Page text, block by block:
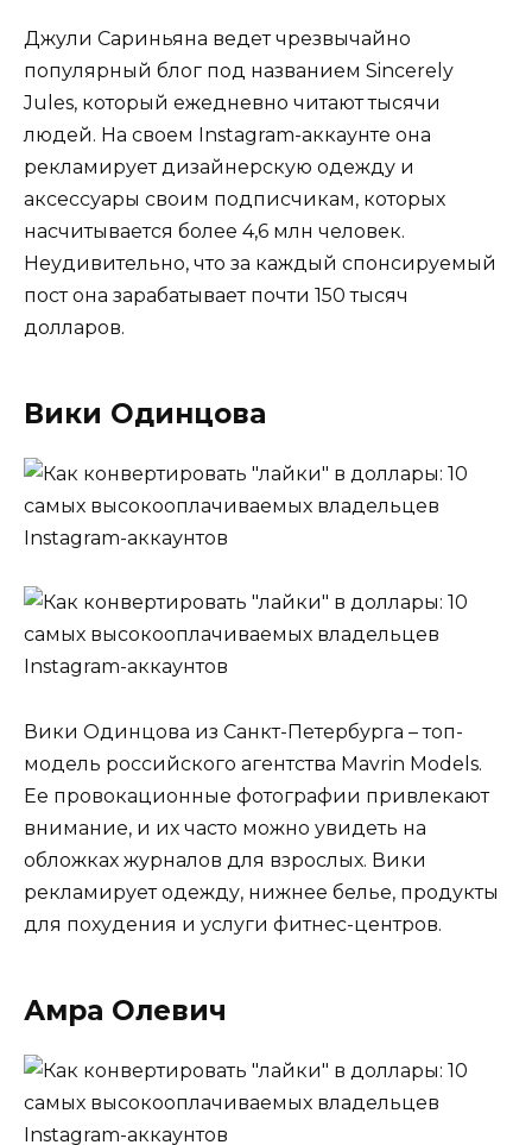
Джули Сариньяна ведет чрезвычайно
популярный блог под названием Sincerely
Jules, который ежедневно читают тысячи
людей. На своем Instagram-аккаунте она
рекламирует дизайнерскую одежду и
аксессуары своим подписчикам, которых
насчитывается более 4,6 млн человек.
Неудивительно, что за каждый спонсируемый
пост она зарабатывает почти 150 тысяч
долларов.
Вики Одинцова
Вики Одинцова из Санкт-Петербурга – топ-
модель российского агентства Mavrin Models.
Ее провокационные фотографии привлекают
внимание, и их часто можно увидеть на
обложках журналов для взрослых. Вики
рекламирует одежду, нижнее белье, продукты
для похудения и услуги фитнес-центров.
Амра Олевич